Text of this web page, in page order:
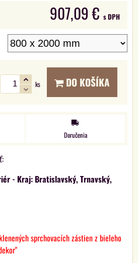
907,09 € s DPH
ks DO KOŠÍKA
Doručenia
- Kraj: Bratislavský, Trnavský,
sprchovacích zástien z bieleho